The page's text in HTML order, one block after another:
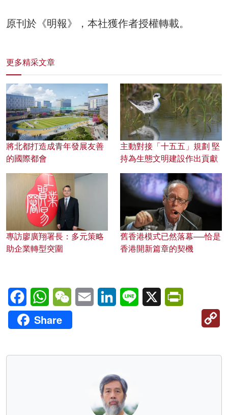
原刊於《明報》，本社獲作者授權轉載。
更多精采文章
將北都打造成青年發展友善
的國際都會
主動對接「十五五」規劃 堅
持為生態文明建設作出貢獻
專訪廖廣翔署長：多元策略
助企業轉型突圍
舊香港模式已然落幕──恰是
香港開新篇章的契機
FacebookWhatsAppWeChatEmail LinkedInLine X
Share